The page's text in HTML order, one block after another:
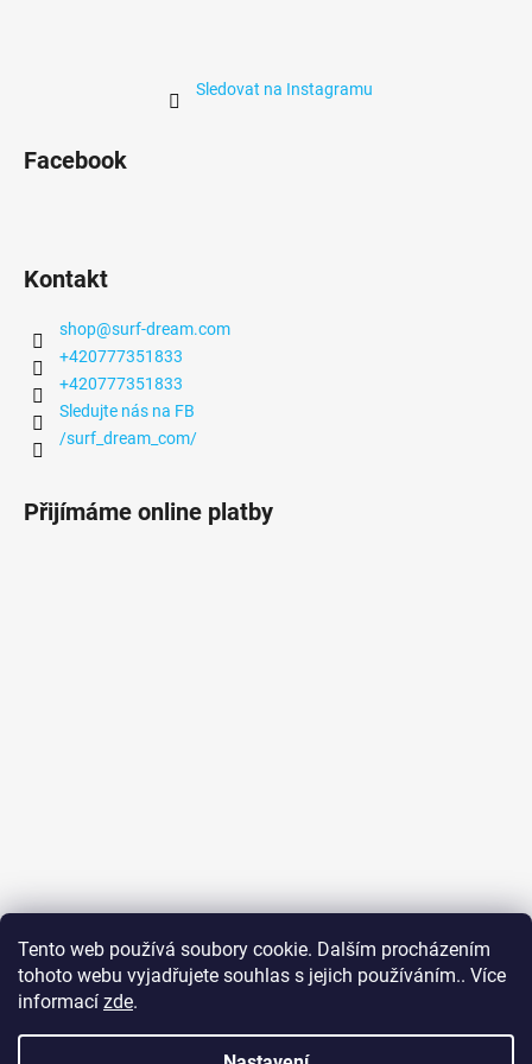
Tento web používá soubory cookie. Dalším procházením
tohoto webu vyjadřujete souhlas s jejich používáním.. Více
informací zde.
Sledovat na Instagramu
Facebook
Kontakt
shop@surf-dream.com
+420777351833
+420777351833
Sledujte nás na FB
/surf_dream_com/
Přijímáme online platby
Ubytování na Fuerteventuře